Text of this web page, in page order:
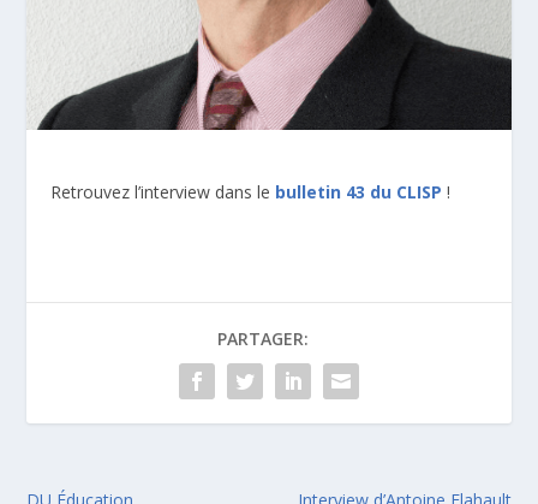
Retrouvez l’interview dans le bulletin 43 du CLISP !
PARTAGER: